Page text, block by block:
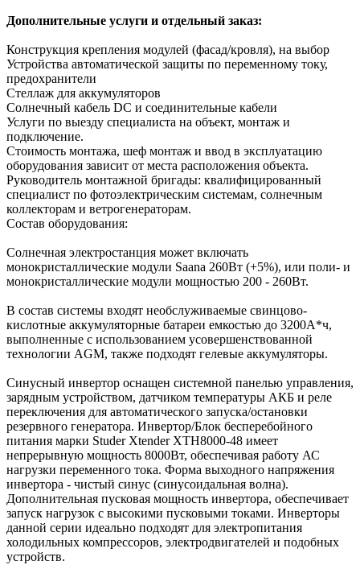
Дополнительные услуги и отдельный заказ:
Конструкция крепления модулей (фасад/кровля), на выбор
Устройства автоматической защиты по переменному току,
предохранители
Стеллаж для аккумуляторов
Солнечный кабель DC и соединительные кабели
Услуги по выезду специалиста на объект, монтаж и
подключение.
Стоимость монтажа, шеф монтаж и ввод в эксплуатацию
оборудования зависит от места расположения объекта.
Руководитель монтажной бригады: квалифицированный
специалист по фотоэлектрическим системам, солнечным
коллекторам и ветрогенераторам.
Состав оборудования:
Солнечная электростанция может включать
монокристаллические модули Saana 260Вт (+5%), или поли- и
монокристаллические модули мощностью 200 - 260Вт.
В состав системы входят необслуживаемые свинцово-
кислотные аккумуляторные батареи емкостью до 3200А*ч,
выполненные с использованием усовершенствованной
технологии AGM, также подходят гелевые аккумуляторы.
Синусный инвертор оснащен системной панелью управления,
зарядным устройством, датчиком температуры АКБ и реле
переключения для автоматического запуска/остановки
резервного генератора. Инвертор/Блок бесперебойного
питания марки Studer Xtender XTH8000-48 имеет
непрерывную мощность 8000Вт, обеспечивая работу АС
нагрузки переменного тока. Форма выходного напряжения
инвертора - чистый синус (синусоидальная волна).
Дополнительная пусковая мощность инвертора, обеспечивает
запуск нагрузок с высокими пусковыми токами. Инверторы
данной серии идеально подходят для электропитания
холодильных компрессоров, электродвигателей и подобных
устройств.